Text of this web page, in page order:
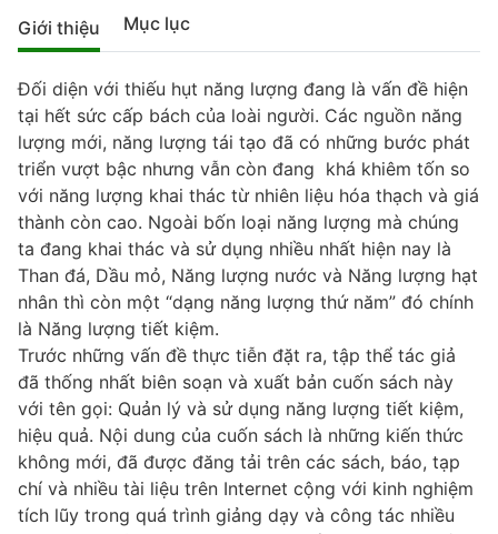
Giới thiệu Mục lục
Đối diện với thiếu hụt năng lượng đang là vấn đề hiện
tại hết sức cấp bách của loài người. Các nguồn năng
lượng mới, năng lượng tái tạo đã có những bước phát
triển vượt bậc nhưng vẫn còn đang khá khiêm tốn so
với năng lượng khai thác từ nhiên liệu hóa thạch và giá
thành còn cao. Ngoài bốn loại năng lượng mà chúng
ta đang khai thác và sử dụng nhiều nhất hiện nay là
Than đá, Dầu mỏ, Năng lượng nước và Năng lượng hạt
nhân thì còn một “dạng năng lượng thứ năm” đó chính
là Năng lượng tiết kiệm.
Trước những vấn đề thực tiễn đặt ra, tập thể tác giả
đã thống nhất biên soạn và xuất bản cuốn sách này
với tên gọi: Quản lý và sử dụng năng lượng tiết kiệm,
hiệu quả. Nội dung của cuốn sách là những kiến thức
không mới, đã được đăng tải trên các sách, báo, tạp
chí và nhiều tài liệu trên Internet cộng với kinh nghiệm
tích lũy trong quá trình giảng dạy và công tác nhiều